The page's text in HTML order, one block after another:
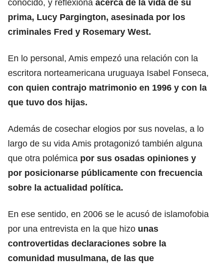
conocido, y reflexiona acerca de la vida de su
prima, Lucy Pargington, asesinada por los
criminales Fred y Rosemary West.
En lo personal, Amis empezó una relación con la
escritora norteamericana uruguaya Isabel Fonseca,
con quien contrajo matrimonio en 1996 y con la
que tuvo dos hijas.
Además de cosechar elogios por sus novelas, a lo
largo de su vida Amis protagonizó también alguna
que otra polémica por sus osadas opiniones y
por posicionarse públicamente con frecuencia
sobre la actualidad política.
En ese sentido, en 2006 se le acusó de islamofobia
por una entrevista en la que hizo unas
controvertidas declaraciones sobre la
comunidad musulmana, de las que